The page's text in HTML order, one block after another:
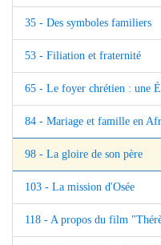
35 - Des symboles familiers
53 - Filiation et fraternité
65 - Le foyer chrétien : une
84 - Mariage et famille en
98 - La gloire de son père
103 - La mission d'Osée
118 - A propos du film